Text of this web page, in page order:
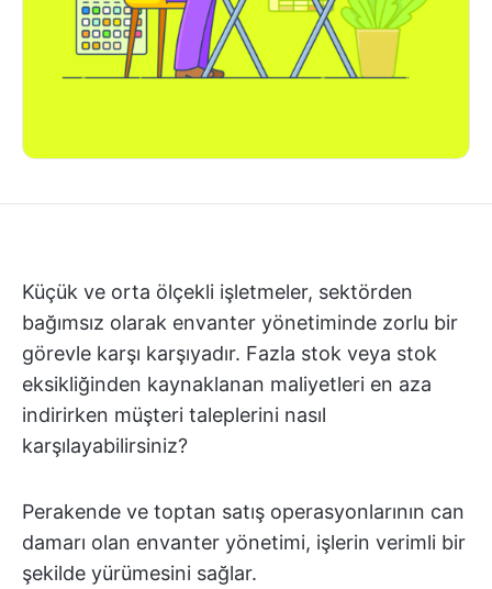
Küçük ve orta ölçekli işletmeler, sektörden
bağımsız olarak envanter yönetiminde zorlu bir
görevle karşı karşıyadır. Fazla stok veya stok
eksikliğinden kaynaklanan maliyetleri en aza
indirirken müşteri taleplerini nasıl
karşılayabilirsiniz?
Perakende ve toptan satış operasyonlarının can
damarı olan envanter yönetimi, işlerin verimli bir
şekilde yürümesini sağlar.